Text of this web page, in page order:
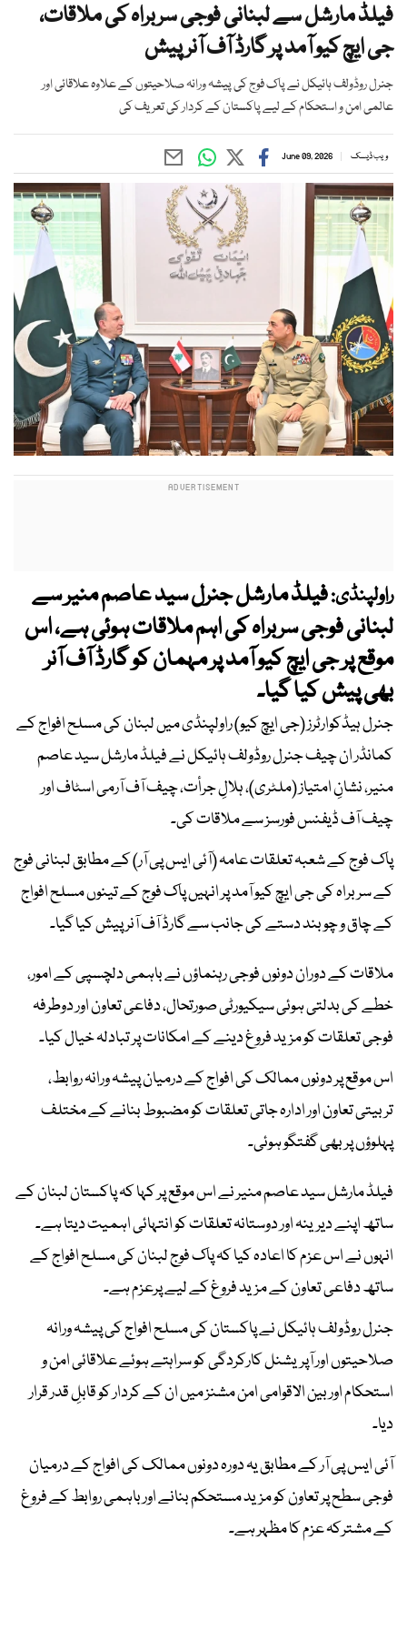
فیلڈ مارشل سے لبنانی فوجی سربراہ کی ملاقات،
جی ایچ کیو آمد پر گارڈ آف آنر پیش
جنرل روڈولف ہائیکل نے پاک فوج کی پیشہ ورانہ صلاحیتوں کے علاوہ علاقائی اور
عالمی امن و استحکام کے لیے پاکستان کے کردار کی تعریف کی
ویب ڈیسک June 09, 2026
راولپنڈی:فیلڈ مارشل جنرل سید عاصم منیر سے
لبنانی فوجی سربراہ کی اہم ملاقات ہوئی ہے، اس
موقع پر جی ایچ کیو آمد پر مہمان کو گارڈ آف آنر
بھی پیش کیا گیا۔
جنرل ہیڈکوارٹرز (جی ایچ کیو) راولپنڈی میں لبنان کی مسلح افواج کے
کمانڈر ان چیف جنرل روڈولف ہائیکل نے فیلڈ مارشل سید عاصم
منیر، نشانِ امتیاز (ملٹری)، ہلالِ جرأت، چیف آف آرمی اسٹاف اور
چیف آف ڈیفنس فورسز سے ملاقات کی۔
پاک فوج کے شعبہ تعلقات عامہ (آئی ایس پی آر) کے مطابق لبنانی فوج
کے سربراہ کی جی ایچ کیو آمد پر انہیں پاک فوج کے تینوں مسلح افواج
کے چاق و چوبند دستے کی جانب سے گارڈ آف آنر پیش کیا گیا۔
ملاقات کے دوران دونوں فوجی رہنماؤں نے باہمی دلچسپی کے امور،
خطے کی بدلتی ہوئی سیکیورٹی صورتحال، دفاعی تعاون اور دوطرفہ
فوجی تعلقات کو مزید فروغ دینے کے امکانات پر تبادلہ خیال کیا۔
اس موقع پر دونوں ممالک کی افواج کے درمیان پیشہ ورانہ روابط،
تربیتی تعاون اور ادارہ جاتی تعلقات کو مضبوط بنانے کے مختلف
پہلوؤں پر بھی گفتگو ہوئی۔
فیلڈ مارشل سید عاصم منیر نے اس موقع پر کہا کہ پاکستان لبنان کے
ساتھ اپنے دیرینہ اور دوستانہ تعلقات کو انتہائی اہمیت دیتا ہے۔
انہوں نے اس عزم کا اعادہ کیا کہ پاک فوج لبنان کی مسلح افواج کے
ساتھ دفاعی تعاون کے مزید فروغ کے لیے پرعزم ہے۔
جنرل روڈولف ہائیکل نے پاکستان کی مسلح افواج کی پیشہ ورانہ
صلاحیتوں اور آپریشنل کارکردگی کو سراہتے ہوئے علاقائی امن و
استحکام اور بین الاقوامی امن مشنز میں ان کے کردار کو قابلِ قدر قرار
دیا۔
آئی ایس پی آر کے مطابق یہ دورہ دونوں ممالک کی افواج کے درمیان
فوجی سطح پر تعاون کو مزید مستحکم بنانے اور باہمی روابط کے فروغ
کے مشترکہ عزم کا مظہر ہے۔